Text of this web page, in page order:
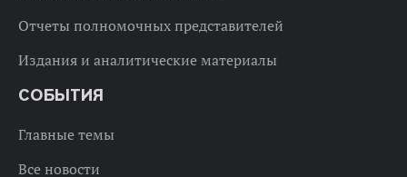
Отчеты полномочных представителей
Издания и аналитические материалы
СОБЫТИЯ
Главные темы
Все новости